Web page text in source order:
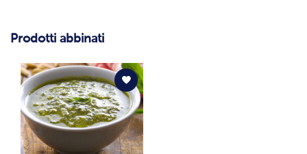
Prodotti abbinati